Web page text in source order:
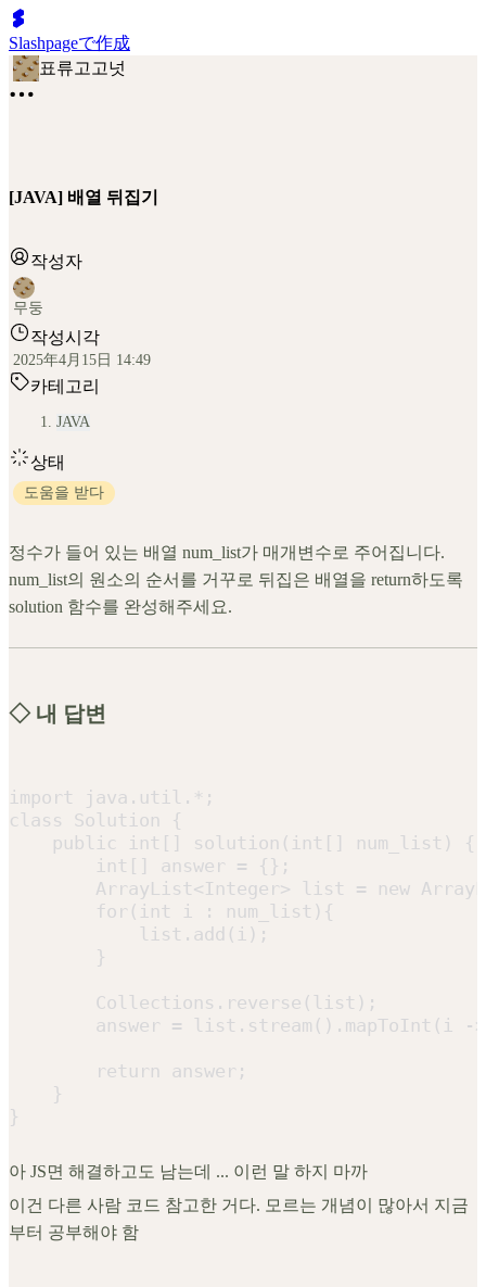
Slashpageで作成
표류고고넛
[JAVA] 배열 뒤집기
작성자
무둥
작성시각
2025年4月15日 14:49
카테고리
JAVA
상태
도움을 받다
정수가 들어 있는 배열 num_list가 매개변수로 주어집니다.
num_list의 원소의 순서를 거꾸로 뒤집은 배열을 return하도록
solution 함수를 완성해주세요.
◇ 내 답변
import java.util.*;
class Solution {
    public int[] solution(int[] num_list) {
        int[] answer = {};
ArrayList<Integer> list = new
        for(int i : num_list){
            list.add(i);
        }
        Collections.reverse(list);
answer = list.stream().mapToInt(i
        return answer;
    }
}
아 JS면 해결하고도 남는데 ... 이런 말 하지 마까
이건 다른 사람 코드 참고한 거다. 모르는 개념이 많아서 지금
부터 공부해야 함